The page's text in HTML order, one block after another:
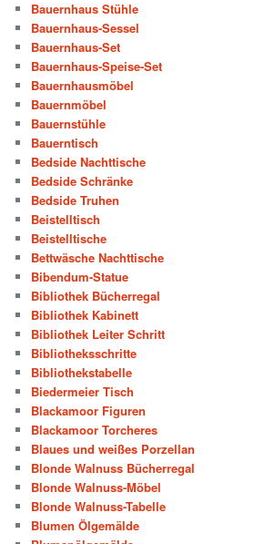
Bauernhaus Stühle
Bauernhaus-Sessel
Bauernhaus-Set
Bauernhaus-Speise-Set
Bauernhausmöbel
Bauernmöbel
Bauernstühle
Bauerntisch
Bedside Nachttische
Bedside Schränke
Bedside Truhen
Beistelltisch
Beistelltische
Bettwäsche Nachttische
Bibendum-Statue
Bibliothek Bücherregal
Bibliothek Kabinett
Bibliothek Leiter Schritt
Bibliotheksschritte
Bibliothekstabelle
Biedermeier Tisch
Blackamoor Figuren
Blackamoor Torcheres
Blaues und weißes Porzellan
Blonde Walnuss Bücherregal
Blonde Walnuss-Möbel
Blonde Walnuss-Tabelle
Blumen Ölgemälde